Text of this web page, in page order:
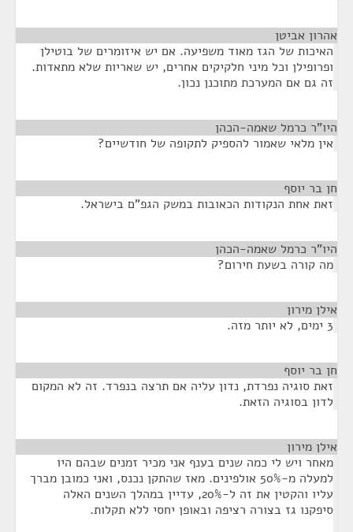
אהרון אביטן
האיכות של הגז מאוד משפיעה. אם יש איזומרים של בוטילן
ופרופילן וכל מיני חלקיקים אחרים, יש שאריות שלא מתאדות.
זה גם אם המערכת מתוכנן נכון.
היו"ר כרמל שאמה-הכהן
אין מלאי שאמור להספיק לתקופה של חודשיים?
חן בר יוסף
זאת אחת הנקודות הכאובות במשק הגפ"ם בישראל.
היו"ר כרמל שאמה-הכהן
מה קורה בשעת חירום?
אילן מירון
3 ימים, לא יותר מזה.
חן בר יוסף
זאת סוגיה נפרדת, נדון עליה אם תרצה בנפרד. זה לא המקום
לדון בסוגיה הזאת.
אילן מירון
מאחר ויש לי כמה שנים בענף אני מכיר זמנים שבהם היו
למעלה מ-50% אולפינים. מאז שהתקן נכנס, ואני כמובן מברך
עליו והקטין את זה ל-20%, עדיין במהלך השנים האלה
סיפקנו גז בצורה רציפה ובאופן יחסי ללא תקלות.